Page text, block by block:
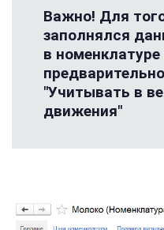
Важно! Для
заполнялся
в
"Учитывать в
движения"